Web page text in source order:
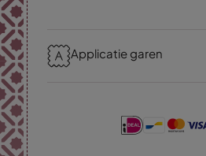
Applicatie garen